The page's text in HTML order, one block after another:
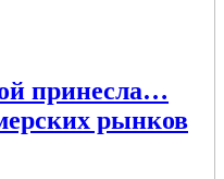
принесла…
рынков